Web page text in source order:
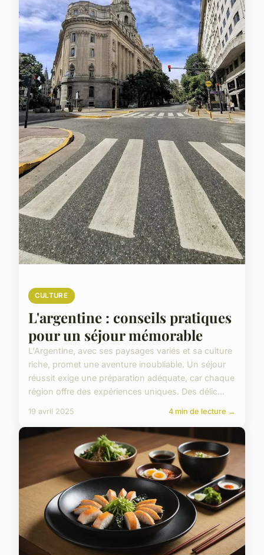
CULTURE
L'argentine : conseils pratiques
pour un séjour mémorable
L'Argentine, avec ses paysages variés et sa culture
riche, promet une aventure inoubliable. Un séjour
réussit exige une préparation adéquate, car chaque
région offre des expériences uniques. Des délic...
19 avril 2025 4 min de lecture →